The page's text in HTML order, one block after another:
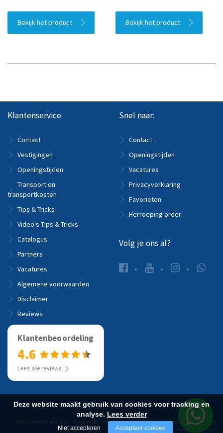
Bekijk het product Bekijk het product
Klantenservice
Contact
Vestigingen
Openingstijden
Transport en
transportkosten
Tips & Tricks
Video's Tips & Tricks
Catalogus
Partners
Vacatures
Algemene voorwaarden
Disclaimer
Reviews
Snel naar:
Contact
Openingstijden
Vacatures
Privacyverklaring
Favorieten
Herroeping order
Volg je ons al?
Klantenbeoordeling
4.6
Lees alle reviews
© 2026 Tegelhandel Boer - Privacyverklaring-Algemene voorwaarden -Website
realisatie door Vanderperk Groep
Deze website maakt gebruik van cookies voor tracking en
analyse. Lees verder
Niet accepteren Accepteer cookies